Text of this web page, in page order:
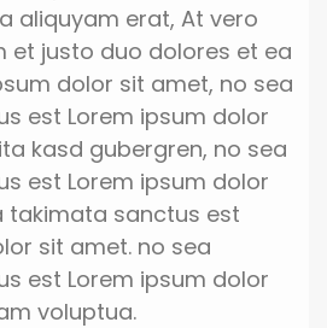
aliquyam erat, At vero
et justo duo dolores et ea
dolor sit amet, no sea
est Lorem ipsum dolor
kasd gubergren, no sea
est Lorem ipsum dolor
takimata sanctus est
sit amet. no sea
est Lorem ipsum dolor
voluptua.